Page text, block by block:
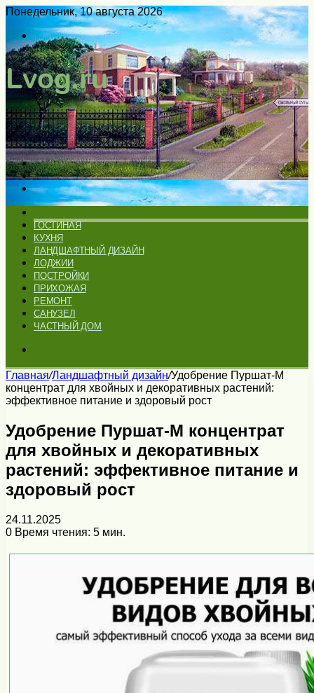
Понедельник, 10 августа 2026
Войти
Switch
skin
Меню
Искать
Switch
skin
ГОСТИНАЯ
КУХНЯ
ЛАНДШАФТНЫЙ ДИЗАЙН
ЛОДЖИИ
ПОСТРОЙКИ
ПРИХОЖАЯ
РЕМОНТ
САНУЗЕЛ
ЧАСТНЫЙ ДОМ
Главная/Ландшафтный дизайн/Удобрение Пуршат-М
концентрат для хвойных и декоративных растений:
эффективное питание и здоровый рост
Удобрение Пуршат-М концентрат
для хвойных и декоративных
растений: эффективное питание и
здоровый рост
24.11.2025
0 Время чтения: 5 мин.